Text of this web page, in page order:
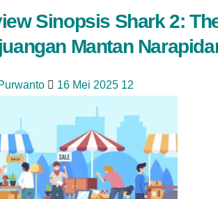
Sinopsis Shark 2:
Mantan
16 Mei 2025 12